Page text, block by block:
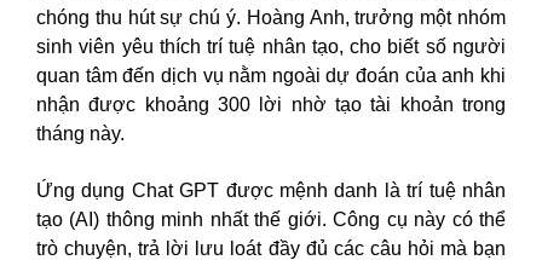
chóng thu hút sự chú ý. Hoàng Anh, trưởng một nhóm
sinh viên yêu thích trí tuệ nhân tạo, cho biết số người
quan tâm đến dịch vụ nằm ngoài dự đoán của anh khi
nhận được khoảng 300 lời nhờ tạo tài khoản trong
tháng này.
Ứng dụng Chat GPT được mệnh danh là trí tuệ nhân
tạo (AI) thông minh nhất thế giới. Công cụ này có thể
trò chuyện, trả lời lưu loát đầy đủ các câu hỏi mà bạn